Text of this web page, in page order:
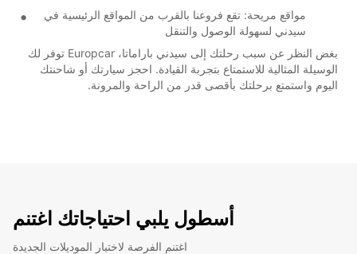
مواقع مريحة: تقع فروعنا بالقرب من المواقع الرئيسية في
سيدني لسهولة الوصول والتنقل
بغض النظر عن سبب رحلتك إلى سيدني باراماتا، Europcar توفر لك
الوسيلة المثالية للاستمتاع بتجربة القيادة. احجز سيارتك أو شاحنتك
اليوم واستمتع برحلتك بأقصى قدر من الراحة والمرونة.
أسطول يلبي احتياجاتك اغتنم
اغتنم الفرصة لاختبار الموديلات الجديدة